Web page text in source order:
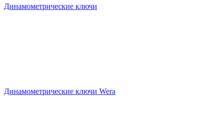
Динамометрические ключи
Динамометрические ключи Wera